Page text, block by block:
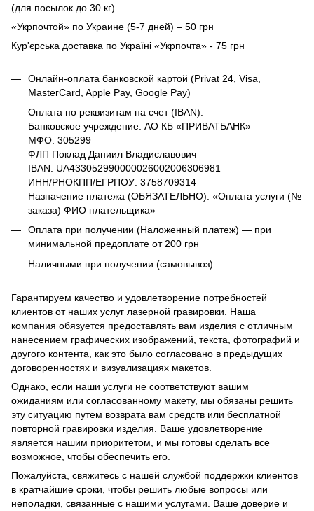
(для посылок до 30 кг).
«Укрпочтой» по Украине (5-7 дней) – 50 грн
Кур'єрська доставка по Україні «Укрпочта» - 75 грн
Онлайн-оплата банковской картой (Privat 24, Visa,
MasterCard, Apple Pay, Google Pay)
Оплата по реквизитам на счет (IBAN):
Банковское учреждение: АО КБ «ПРИВАТБАНК»
МФО: 305299
ФЛП Поклад Даниил Владиславович
IBAN: UA433052990000026002006306981
ИНН/РНОКПП/ЕГРПОУ: 3758709314
Назначение платежа (ОБЯЗАТЕЛЬНО): «Оплата услуги (№
заказа) ФИО плательщика»
Оплата при получении (Наложенный платеж) — при
минимальной предоплате от 200 грн
Наличными при получении (самовывоз)
Гарантируем качество и удовлетворение потребностей
клиентов от наших услуг лазерной гравировки. Наша
компания обязуется предоставлять вам изделия с отличным
нанесением графических изображений, текста, фотографий и
другого контента, как это было согласовано в предыдущих
договоренностях и визуализациях макетов.
Однако, если наши услуги не соответствуют вашим
ожиданиям или согласованному макету, мы обязаны решить
эту ситуацию путем возврата вам средств или бесплатной
повторной гравировки изделия. Ваше удовлетворение
является нашим приоритетом, и мы готовы сделать все
возможное, чтобы обеспечить его.
Пожалуйста, свяжитесь с нашей службой поддержки клиентов
в кратчайшие сроки, чтобы решить любые вопросы или
неполадки, связанные с нашими услугами. Ваше доверие и